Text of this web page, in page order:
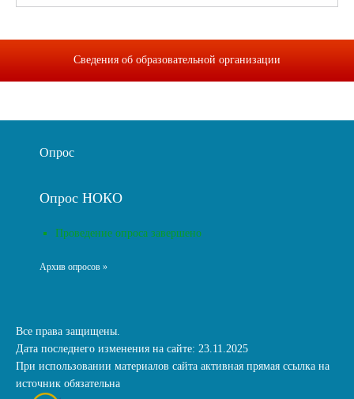
Сведения об образовательной организации
Опрос
Опрос НОКО
Проведение опроса завершено
Архив опросов »
Все права защищены.
Дата последнего изменения на сайте: 23.11.2025
При использовании материалов сайта активная прямая ссылка на
источник обязательна